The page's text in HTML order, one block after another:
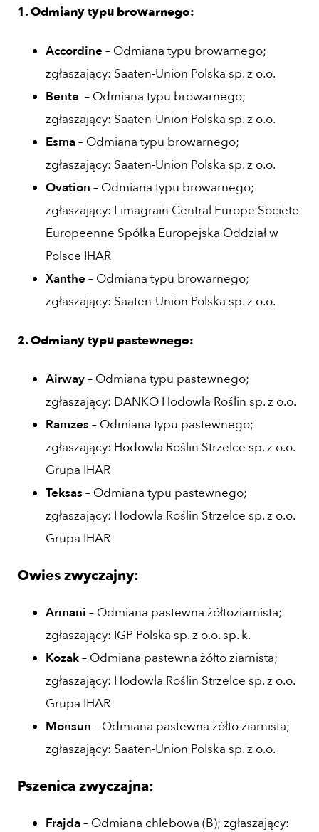
1. Odmiany typu browarnego:
Accordine – Odmiana typu browarnego;
zgłaszający: Saaten-Union Polska sp. z o.o.
Bente – Odmiana typu browarnego;
zgłaszający: Saaten-Union Polska sp. z o.o.
Esma– Odmiana typu browarnego;
zgłaszający: Saaten-Union Polska sp. z o.o.
Ovation – Odmiana typu browarnego;
zgłaszający: Limagrain Central Europe Societe
Europeenne Spółka Europejska Oddział w
Polsce IHAR
Xanthe – Odmiana typu browarnego;
zgłaszający: Saaten-Union Polska sp. z o.o.
2. Odmiany typu pastewnego:
Airway– Odmiana typu pastewnego;
zgłaszający: DANKO Hodowla Roślin sp. z o.o.
Ramzes – Odmiana typu pastewnego;
zgłaszający: Hodowla Roślin Strzelce sp. z o.o.
Grupa IHAR
Teksas – Odmiana typu pastewnego;
zgłaszający: Hodowla Roślin Strzelce sp. z o.o.
Grupa IHAR
Owies zwyczajny:
Armani – Odmiana pastewna żółtoziarnista;
zgłaszający: IGP Polska sp. z o.o. sp. k.
Kozak– Odmiana pastewna żółto ziarnista;
zgłaszający: Hodowla Roślin Strzelce sp. z o.o.
Grupa IHAR
Monsun – Odmiana pastewna żółto ziarnista;
zgłaszający: Saaten-Union Polska sp. z o.o.
Pszenica zwyczajna:
Frajda– Odmiana chlebowa (B); zgłaszający: